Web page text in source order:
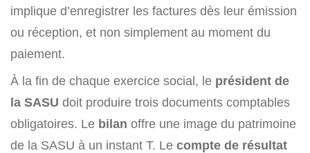
implique d’enregistrer les factures dès leur émission
ou réception, et non simplement au moment du
paiement.
À la fin de chaque exercice social, le président de
la SASU doit produire trois documents comptables
obligatoires. Le bilan offre une image du patrimoine
de la SASU à un instant T. Le compte de résultat